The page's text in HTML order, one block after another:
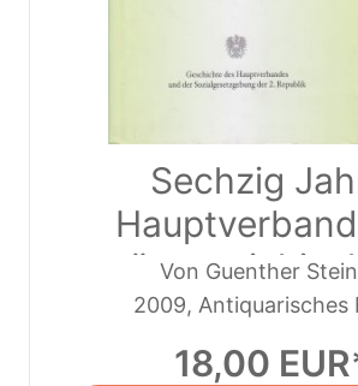
Sechzig
(2009)
Von Guenther
2009, Antiquarisches
18,00 EUR